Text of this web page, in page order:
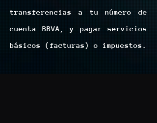
transferencias a tu número de
cuenta BBVA, y pagar servicios
básicos (facturas) o impuestos.